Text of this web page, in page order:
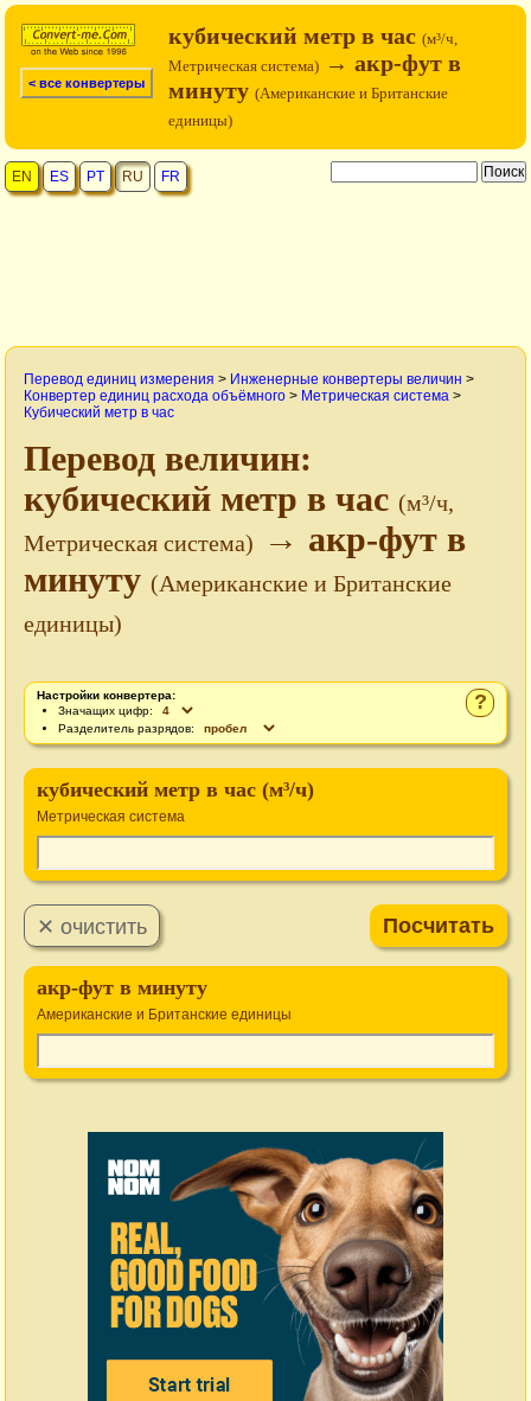
< все конвертеры
кубический метр в час (м³/ч,
Метрическая система) → акр-фут в
минуту (Американские и Британские
единицы)
EN ES PT RU FR
Перевод единиц измерения > Инженерные конвертеры величин >
Конвертер единиц расхода объёмного > Метрическая система >
Кубический метр в час
Перевод величин:
кубический метр в час (м³/ч,
Метрическая система)
→ акр-фут в
минуту (Американские и Британские
единицы)
?
Настройки конвертера:
Значащих цифр:
Разделитель разрядов:
кубический метр в час (м³/ч)
Метрическая система
акр-фут в минуту
Американские и Британские единицы